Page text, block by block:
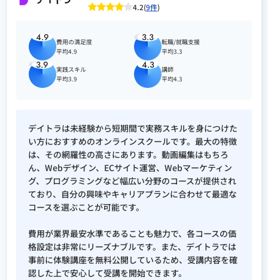
4.2(9件)
4.9
費用の満足度
平均4.9
3.3
転職/就職支援
平均3.3
3.9
実践スキル
平均3.9
4.3
講師
平均4.3
デイトラは未経験から短期間で実務スキルを身につけた
い方におすすめのオンラインスクールです。最大の特徴
は、その網羅性の高さにあります。動画編集はもちろ
ん、Webデザイン、ECサイト運営、Webマーケティン
グ、プログラミングなど幅広い分野のコースが提供され
ており、自分の興味やキャリアプランに合わせて最適な
コースを選ぶことが可能です。
費用が業界最安水準であることも魅力で、各コースの価
格設定は非常にリーズナブルです。また、デイトラでは
事前に体験講座を無料公開しているため、受講内容を確
認した上で安心して受講を開始できます。